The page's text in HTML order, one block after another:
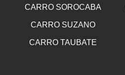
CARRO SOROCABA
CARRO SUZANO
CARRO TAUBATE